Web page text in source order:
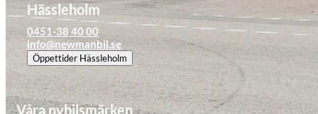
Hässleholm
0451-38 40 00
info@newmanbil.se
Öppettider Hässleholm
Våra nybilsmärken